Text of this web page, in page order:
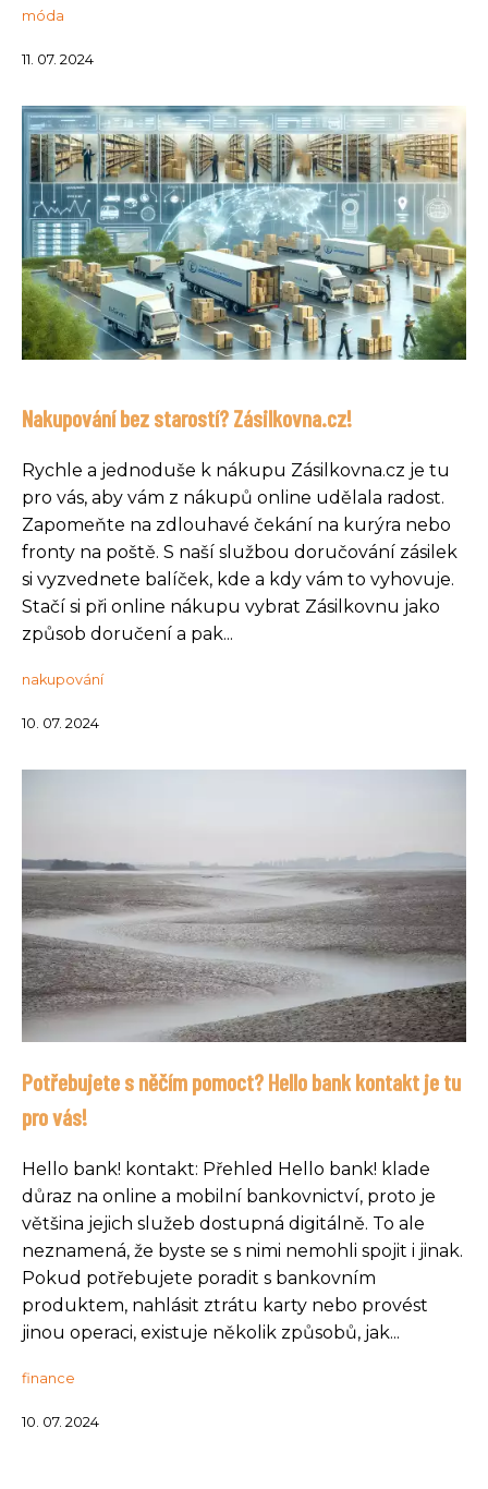
móda
11. 07. 2024
Nakupování bez starostí? Zásilkovna.cz!
Rychle a jednoduše k nákupu Zásilkovna.cz je tu
pro vás, aby vám z nákupů online udělala radost.
Zapomeňte na zdlouhavé čekání na kurýra nebo
fronty na poště. S naší službou doručování zásilek
si vyzvednete balíček, kde a kdy vám to vyhovuje.
Stačí si při online nákupu vybrat Zásilkovnu jako
způsob doručení a pak...
nakupování
10. 07. 2024
Potřebujete s něčím pomoct? Hello bank kontakt je tu
pro vás!
Hello bank! kontakt: Přehled Hello bank! klade
důraz na online a mobilní bankovnictví, proto je
většina jejich služeb dostupná digitálně. To ale
neznamená, že byste se s nimi nemohli spojit i jinak.
Pokud potřebujete poradit s bankovním
produktem, nahlásit ztrátu karty nebo provést
jinou operaci, existuje několik způsobů, jak...
finance
10. 07. 2024